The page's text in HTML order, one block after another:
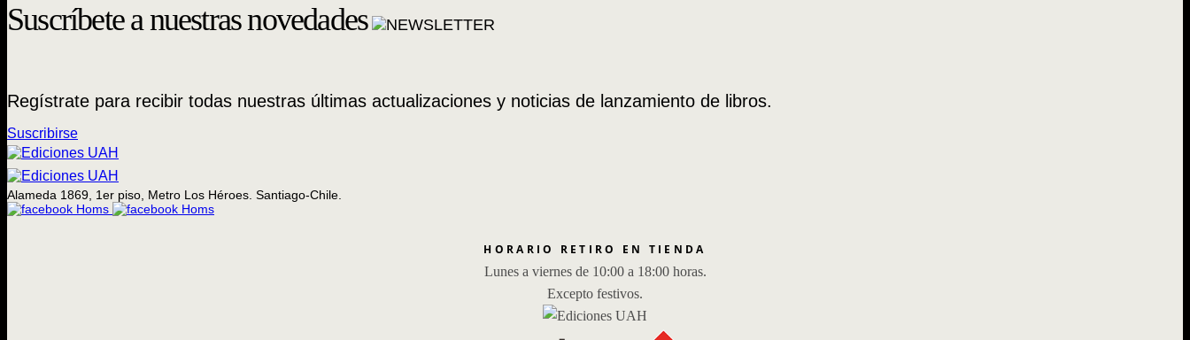
Suscríbete a nuestras novedades
Regístrate para recibir todas nuestras últimas actualizaciones y noticias de lanzamiento de libros.
Suscribirse
Alameda 1869, 1er piso, Metro Los Héroes. Santiago-Chile.
HORARIO RETIRO EN TIENDA
Lunes a viernes de 10:00 a 18:00 horas.
Excepto festivos.